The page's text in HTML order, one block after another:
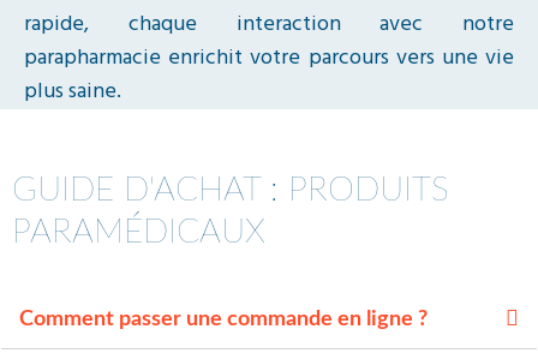
rapide, chaque interaction avec notre
parapharmacie enrichit votre parcours vers une vie
plus saine.
GUIDE D'ACHAT : PRODUITS
PARAMÉDICAUX
Comment passer une commande en ligne ?